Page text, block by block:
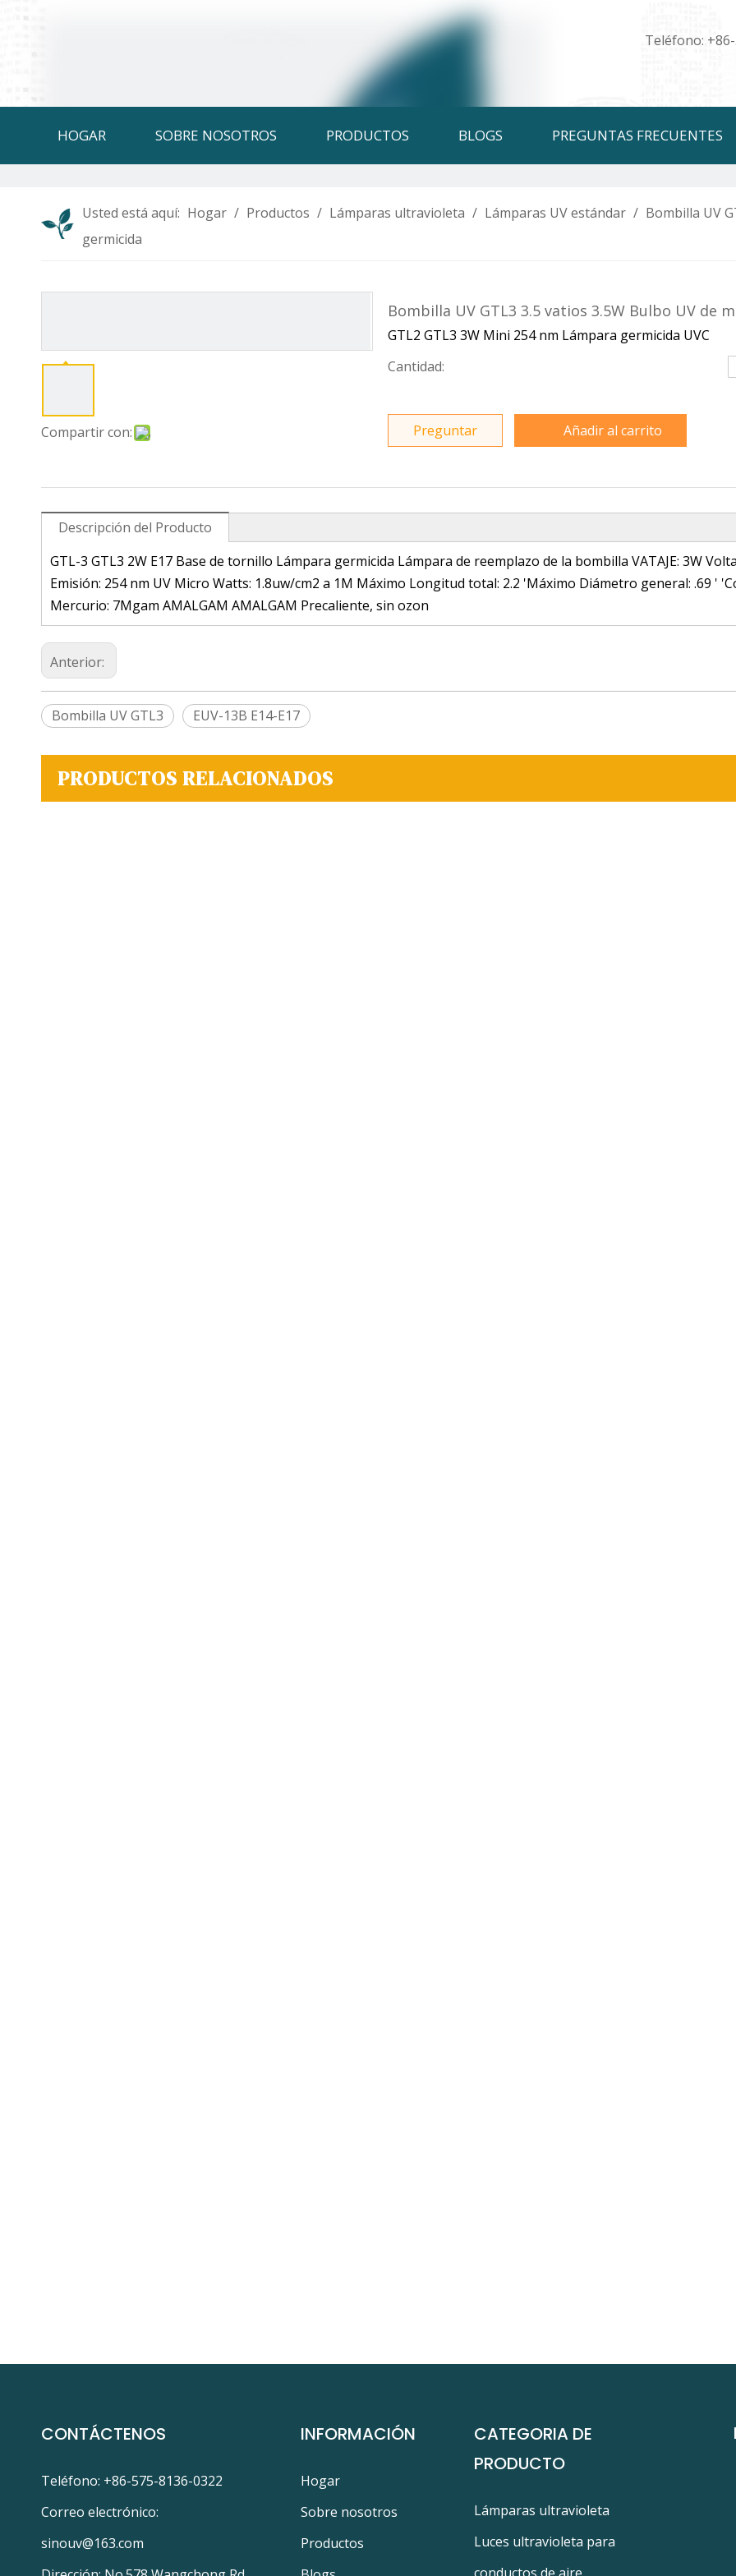
Teléfono:
HOGAR SOBRE NOSOTROS PRODUCTOS BLOGS PREGUNTAS FRECUENTES
Usted está aquí: Hogar / Productos / Lámparas ultravioleta / Lámparas UV estándar / Bombilla UV
germicida
Compartir con:
Bombilla UV GTL3 3.5 vatios 3.5W Bulbo UV de
GTL2 GTL3 3W Mini 254 nm Lámpara germicida UVC
Cantidad:
Preguntar Añadir al carrito
Descripción del Producto
GTL-3 GTL3 2W E17 Base de tornillo Lámpara germicida Lámpara de reemplazo de la bombilla VATAJE: 3W
Emisión: 254 nm UV Micro Watts: 1.8uw/cm2 a 1M Máximo Longitud total: 2.2 'Máximo Diámetro general: .69 '
Mercurio: 7Mgam AMALGAM AMALGAM Precaliente, sin ozon
Anterior:
Bombilla UV GTL3 EUV-13B E14-E17
PRODUCTOS RELACIONADOS
CONTÁCTENOS
Teléfono: +86-575-8136-0322
Correo electrónico:
sinouv@163.com
INFORMACIÓN
Hogar
Sobre nosotros
Productos
CATEGORIA DE
PRODUCTO
Lámparas ultravioleta
Luces ultravioleta para